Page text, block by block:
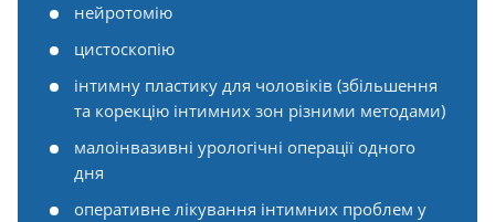
нейротомію
цистоскопію
інтимну пластику для чоловіків (збільшення
та корекцію інтимних зон різними методами)
малоінвазивні урологічні операції одного
дня
оперативне лікування інтимних проблем у